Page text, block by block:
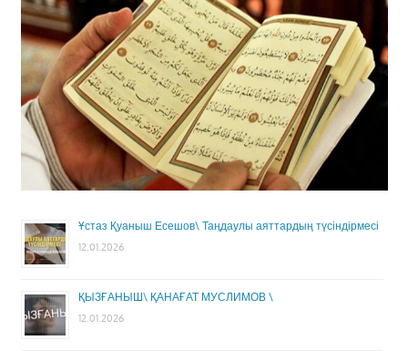
Ұстаз Қуаныш Есешов\ Таңдаулы аяттардың түсіндірмесі
12.01.2026
ҚЫЗҒАНЫШ\ ҚАНАҒАТ МУСЛИМОВ \
12.01.2026